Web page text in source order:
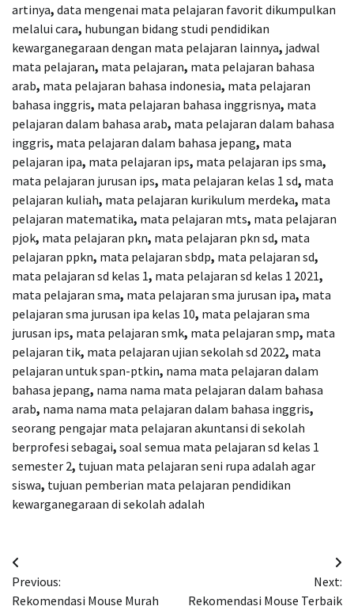
artinya, data mengenai mata pelajaran favorit dikumpulkan
melalui cara, hubungan bidang studi pendidikan
kewarganegaraan dengan mata pelajaran lainnya, jadwal
mata pelajaran, mata pelajaran, mata pelajaran bahasa
arab, mata pelajaran bahasa indonesia, mata pelajaran
bahasa inggris, mata pelajaran bahasa inggrisnya, mata
pelajaran dalam bahasa arab, mata pelajaran dalam bahasa
inggris, mata pelajaran dalam bahasa jepang, mata
pelajaran ipa, mata pelajaran ips, mata pelajaran ips sma,
mata pelajaran jurusan ips, mata pelajaran kelas 1 sd, mata
pelajaran kuliah, mata pelajaran kurikulum merdeka, mata
pelajaran matematika, mata pelajaran mts, mata pelajaran
pjok, mata pelajaran pkn, mata pelajaran pkn sd, mata
pelajaran ppkn, mata pelajaran sbdp, mata pelajaran sd,
mata pelajaran sd kelas 1, mata pelajaran sd kelas 1 2021,
mata pelajaran sma, mata pelajaran sma jurusan ipa, mata
pelajaran sma jurusan ipa kelas 10, mata pelajaran sma
jurusan ips, mata pelajaran smk, mata pelajaran smp, mata
pelajaran tik, mata pelajaran ujian sekolah sd 2022, mata
pelajaran untuk span-ptkin, nama mata pelajaran dalam
bahasa jepang, nama nama mata pelajaran dalam bahasa
arab, nama nama mata pelajaran dalam bahasa inggris,
seorang pengajar mata pelajaran akuntansi di sekolah
berprofesi sebagai, soal semua mata pelajaran sd kelas 1
semester 2, tujuan mata pelajaran seni rupa adalah agar
siswa, tujuan pemberian mata pelajaran pendidikan
kewarganegaraan di sekolah adalah
Navigasi
pos
Previous:
Rekomendasi Mouse Murah
Next:
Rekomendasi Mouse Terbaik